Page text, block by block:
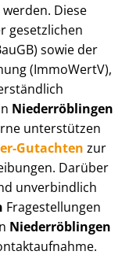
Diese
gesetzlichen
sowie der
(ImmoWertV),
Niederröblingen
unterstützen
Gutachten zur
Darüber
unverbindlich
Fragestellungen
Niederröblingen